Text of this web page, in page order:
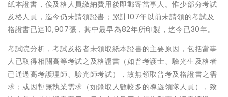
紙本證書，俟及格人員繳納費用後即郵寄當事人。惟少部分考試
及格人員，迄今仍未請領證書；累計107年以前未請領的考試及
格證書已達10,907張，其中最早為82年所印製，迄今已30年。
考試院分析，考試及格者未領取紙本證書的主要原因，包括當事
人已取得相關高等考試之及格證書（如普考護士、驗光生及格者
已通過高考護理師、驗光師考試），故無領取普考及格證書之需
求；或因暫無執業需求（如錄取人數較多的導遊領隊人員），致